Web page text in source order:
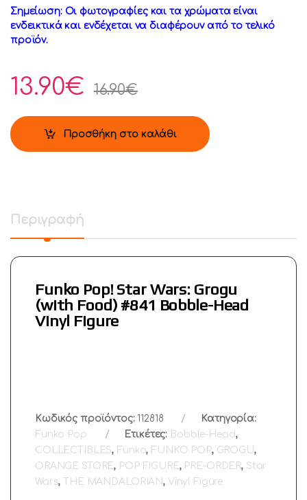
Σημείωση: Οι φωτογραφίες και τα χρώματα είναι
ενδεικτικά και ενδέχεται να διαφέρουν από το τελικό
προϊόν.
13.90€ 16.90€
Προσθήκη στο καλάθι
Περιγραφή
Funko Pop! Star Wars: Grogu
(with Food) #841 Bobble-Head
Vinyl Figure
Κωδικός προϊόντος:112818
Κατηγορία:
Funko Pop
Ετικέτες: Bobble-Head,
COLLECTIBLES, Funko, FUNKO POP, GROGU,
ORANGE STORE, POP FIGURE, PRE-ORDER, Star
Wars, THE MANDALORIAN, Vinyl Figure